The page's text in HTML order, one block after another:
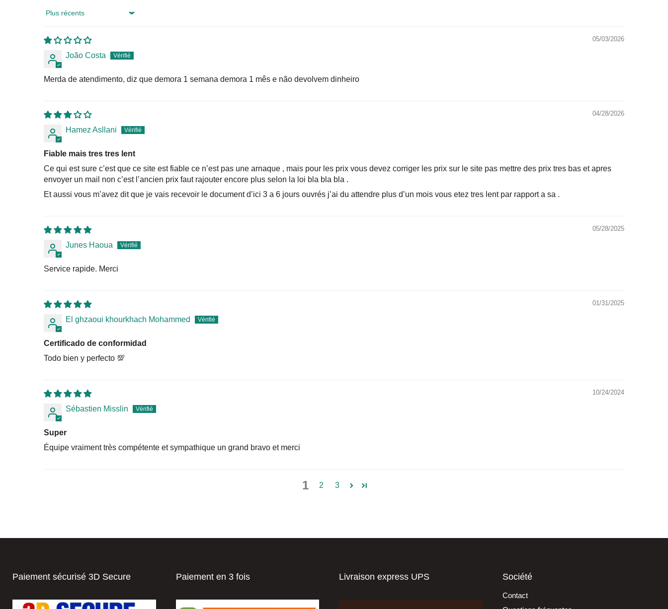
Sort by
05/03/2026
João Costa
Merda de atendimento, diz que demora 1 semana demora 1 mês e não devolvem dinheiro
04/28/2026
Hamez Asllani
Fiable mais tres tres lent
Ce qui est sure c’est que ce site est fiable ce n’est pas une arnaque , mais pour les prix vous devez corriger les prix sur le site pas mettre des prix tres bas et apres
envoyer un mail non c’est l’ancien prix faut rajouter encore plus selon la loi bla bla bla .
Et aussi vous m’avez dit que je vais recevoir le document d’ici 3 a 6 jours ouvrés j’ai du attendre plus d’un mois vous etez tres lent par rapport a sa .
05/28/2025
Junes Haoua
Service rapide. Merci
01/31/2025
El ghzaoui khourkhach Mohammed
Certificado de conformidad
Todo bien y perfecto 💯
10/24/2024
Sébastien Misslin
Super
Équipe vraiment très compétente et sympathique un grand bravo et merci
1 2 3
Paiement sécurisé 3D Secure Paiement en 3 fois Livraison express UPS Société
Contact